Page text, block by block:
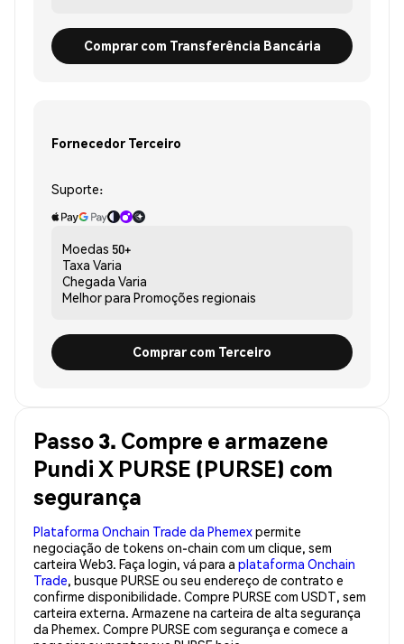
Comprar com Transferência Bancária
Fornecedor Terceiro
Suporte:
Moedas 50+
Taxa Varia
Chegada Varia
Melhor para Promoções regionais
Comprar com Terceiro
Passo 3. Compre e armazene
Pundi X PURSE (PURSE) com
segurança
Plataforma Onchain Trade da Phemexpermite
negociação de tokens on-chain com um clique, sem
carteira Web3. Faça login, vá para a plataforma Onchain
Trade, busque PURSE ou seu endereço de contrato e
confirme disponibilidade. Compre PURSE com USDT, sem
carteira externa. Armazene na carteira de alta segurança
da Phemex. Compre PURSE com segurança e comece a